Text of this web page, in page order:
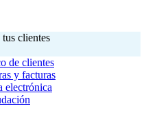
clientes
de clientes
y facturas
electrónica